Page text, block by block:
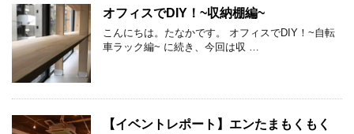
オフィスでDIY！~収納棚編~
こんにちは。たなかです。 オフィスでDIY！~自転
車ラック編~ に続き、今回は収 …
【イベントレポート】エンたまもくもく